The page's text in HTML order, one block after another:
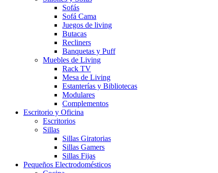
Sofás
Sofá Cama
Juegos de living
Butacas
Recliners
Banquetas y Puff
Muebles de Living
Rack TV
Mesa de Living
Estanterías y Bibliotecas
Modulares
Complementos
Escritorio y Oficina
Escritorios
Sillas
Sillas Giratorias
Sillas Gamers
Sillas Fijas
Pequeños Electrodomésticos